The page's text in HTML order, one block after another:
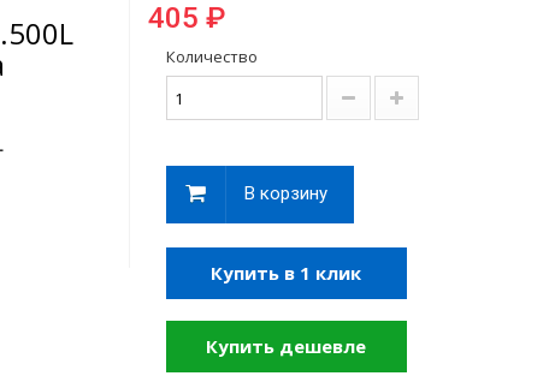
405 ₽
Количество
В корзину
Купить в 1 клик
Купить дешевле